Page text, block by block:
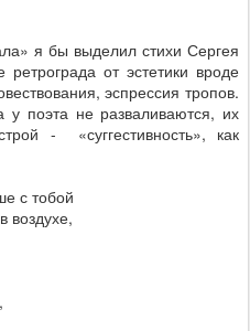
я бы выделил стихи Сергея
от эстетики вроде
эспрессия тропов.
у поэта не разваливаются, их
-
«суггестивность», как
с тобой
воздухе,